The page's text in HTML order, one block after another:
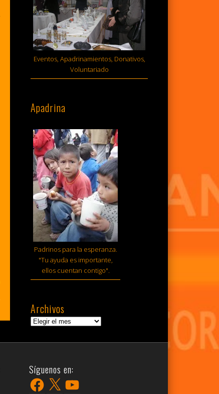
Eventos, Apadrinamientos, Donativos,
Voluntariado
Apadrina
Padrinos para la esperanza.
"Tu ayuda es importante,
ellos cuentan contigo".
Archivos
Archivos
Síguenos en:
Facebook
X YouTube